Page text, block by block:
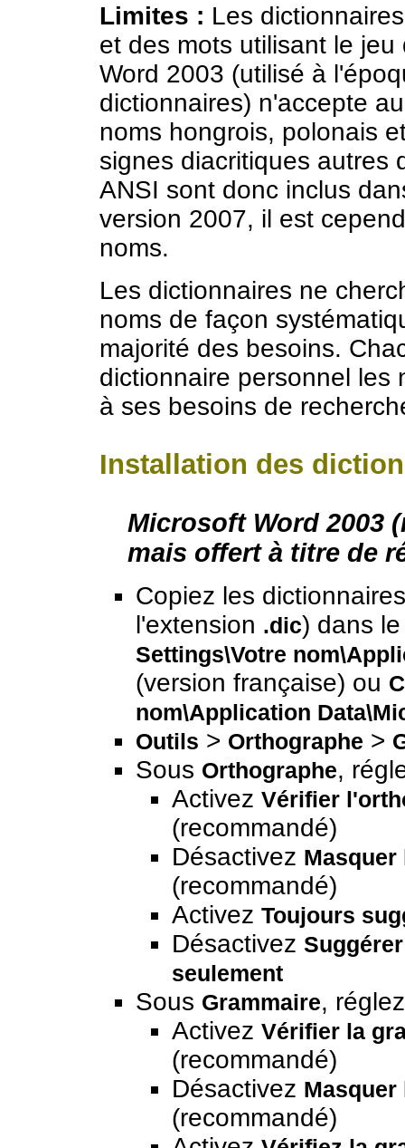
Limites : Les
et des mots utilisant le
Word 2003 (utilisé à
dictionnaires) n'accepte
noms hongrois, polonais
signes diacritiques autres
ANSI sont donc inclus
version 2007, il est
noms.
Les dictionnaires ne
noms de façon
majorité des besoins.
dictionnaire personnel les
à ses besoins de
Installation des
Microsoft Word 2003
mais offert à titre de
Copiez les
l'extension .dic) dans
Settings\Votre
(version française) ou
nom\Application
Outils > Orthographe >
Sous Orthographe,
Activez Vérifier
(recommandé)
Désactivez
(recommandé)
Activez Toujours
Désactivez
seulement
Sous Grammaire,
Activez Vérifier la
(recommandé)
Désactivez Masquer
(recommandé)